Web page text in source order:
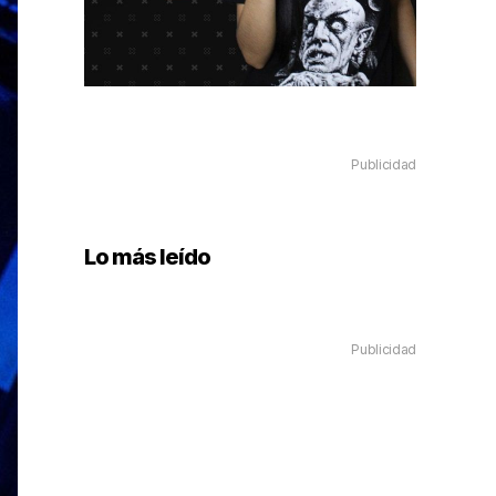
Publicidad
Lo más leído
Publicidad